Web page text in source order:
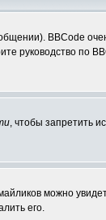
BBCode
руководство по
, чтобы запретить
можно
его.